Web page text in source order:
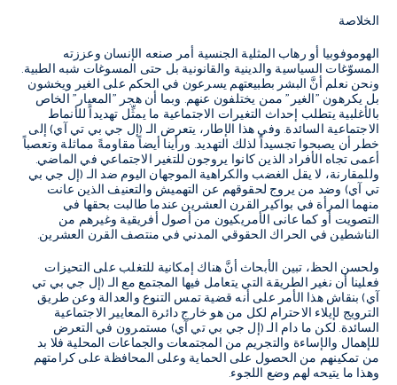
الخلاصة
الهوموفوبيا أو رهاب المثلية الجنسية أمر صنعه الإنسان وعززته
المسوّغات السياسية والدينية والقانونية بل حتى المسوغات شبه الطبية.
ونحن نعلم أنَّ البشر بطبيعتهم يسرعون في الحكم على الغير ويخشون
بل يكرهون "الغير" ممن يختلفون عنهم. وبما أن هجر "المعيار" الخاص
بالأغلبية يتطلب إحداث التغيرات الاجتماعية ما يمثِّل تهديداً للأنماط
الاجتماعية السائدة. وفي هذا الإطار، يتعرض الـ (إل جي بي تي آي) إلى
خطر أن يصبحوا تجسيداً لذلك التهديد. ورأينا أيضاً مقاومةً مماثلة وتعصباً
أعمى تجاه الأفراد الذين كانوا يروجون للتغير الاجتماعي في الماضي.
وللمقارنة، لا يقل الغضب والكراهية الموجهان اليوم ضد الـ (إل جي بي
تي آي) وضد من يروج لحقوقهم عن التهميش والتعنيف الذين عانت
منهما المرأة في بواكير القرن العشرين عندما طالبت بحقها في
التصويت أو كما عانى الأمريكيون من أصول أفريقية وغيرهم من
الناشطين في الحراك الحقوقي المدني في منتصف القرن العشرين.
ولحسن الحظ، تبين الأبحاث أنَّ هناك إمكانية للتغلب على التحيزات
فعلينا أن نغير الطريقة التي يتعامل فيها المجتمع مع الـ (إل جي بي تي
آي) بنقاش هذا الأمر على أنه قضية تمس التنوع والعدالة وعن طريق
الترويج لإيلاء الاحترام لكل من هو خارج دائرة المعايير الاجتماعية
السائدة. لكن ما دام الـ (إل جي بي تي آي) مستمرون في التعرض
للإهمال والإساءة والتجريم من المجتمعات والجماعات المحلية فلا بد
من تمكينهم من الحصول على الحماية وعلى المحافظة على كرامتهم
وهذا ما يتيحه لهم وضع اللجوء.